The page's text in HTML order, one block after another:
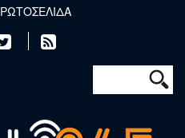
Φόρμα
Αναζήτηση